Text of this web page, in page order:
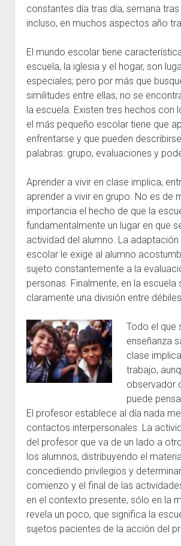
constantes día tras día, semana
incluso, en muchos aspectos año
El mundo escolar tiene
escuela, la iglesia y el hogar, son
especiales; pero por más que
similitudes entre ellas, no se
la escuela. Existen tres hechos con
el más pequeño escolar tiene que
enfrentarse y que pueden
palabras: grupo, evaluaciones y
Aprender a vivir en clase implica,
aprender a vivir en grupo. No es de
importancia el hecho de que la
fundamentalmente un lugar en que
actividad del alumno. La adaptación
escolar le exige al alumno
sujeto constantemente a la
personas. Finalmente, en la escuela
claramente una división entre
Todo el que
enseñanza
clase
trabajo,
observador
puede
El profesor establece al día nada
contactos interpersonales. La
del profesor que va de un lado a
los alumnos, distribuyendo el
concediendo privilegios y
comienzo y el final de las
en el contexto presente, sólo en la
revela un poco, que significa la
sujetos pacientes de la acción del